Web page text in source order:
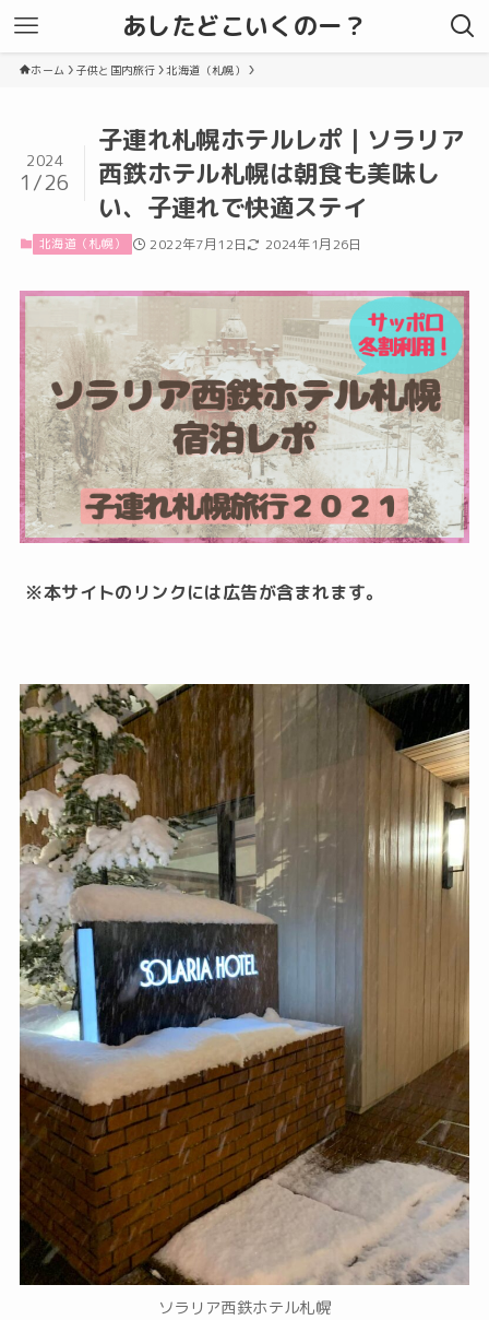
あしたどこいくのー？
ホーム 子供と国内旅行 北海道（札幌）
子連れ札幌ホテルレポ｜ソラリア
西鉄ホテル札幌は朝食も美味し
い、子連れで快適ステイ
2024
1/26
北海道（札幌） 2022年7月12日 2024年1月26日
※本サイトのリンクには広告が含まれます。
ソラリア西鉄ホテル札幌